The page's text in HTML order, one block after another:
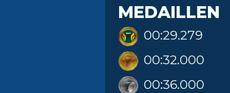
MEDAILLEN
00:29.279
00:32.000
00:36.000